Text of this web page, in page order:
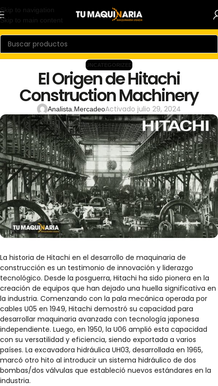
Skip to navigation
Skip to main content
UNCATEGORIZED
El Origen de Hitachi
Construction Machinery
Analista.MercadeoActivado julio 29, 2024
La historia de Hitachi en el desarrollo de maquinaria de
construcción es un testimonio de innovación y liderazgo
tecnológico. Desde la posguerra, Hitachi ha sido pionera en la
creación de equipos que han dejado una huella significativa en
la industria. Comenzando con la pala mecánica operada por
cables U05 en 1949, Hitachi demostró su capacidad para
desarrollar maquinaria avanzada con tecnología japonesa
independiente. Luego, en 1950, la U06 amplió esta capacidad
con su versatilidad y eficiencia, siendo exportada a varios
países. La excavadora hidráulica UH03, desarrollada en 1965,
marcó otro hito al introducir un sistema hidráulico de dos
bombas/dos válvulas que estableció nuevos estándares en la
industria.